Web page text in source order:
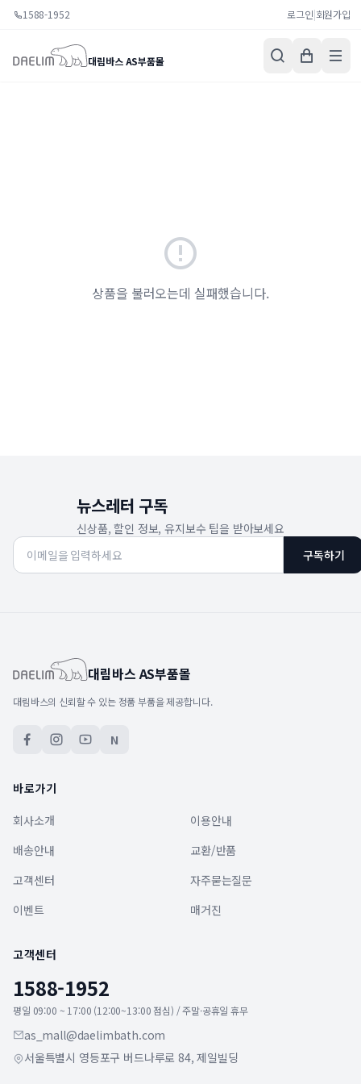
1588-1952 로그인|회원가입
대림바스 AS부품몰
상품을 불러오는데 실패했습니다.
뉴스레터 구독
신상품, 할인 정보, 유지보수 팁을 받아보세요
구독하기
대림바스 AS부품몰
대림바스의 신뢰할 수 있는 정품 부품을 제공합니다.
N
바로가기
회사소개
이용안내
배송안내
교환/반품
고객센터
자주묻는질문
이벤트
매거진
고객센터
1588-1952
평일 09:00 ~ 17:00 (12:00~13:00 점심) / 주말·공휴일 휴무
as_mall@daelimbath.com
서울특별시 영등포구 버드나루로 84, 제일빌딩